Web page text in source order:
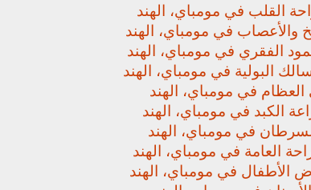
القلب في مومباي، الهند
في مومباي، الهند
الفقري في مومباي، الهند
البولية في مومباي، الهند
في مومباي، الهند
الكبد في مومباي، الهند
في مومباي، الهند
العامة في مومباي، الهند
الأطفال في مومباي، الهند